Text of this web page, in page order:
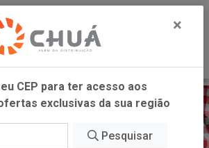
×
CEP para ter acesso aos
exclusivas da sua região
Pesquisar